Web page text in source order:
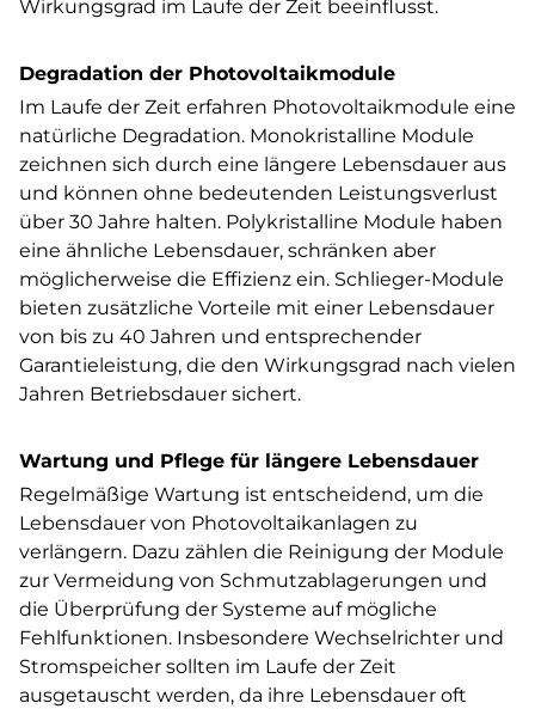
Wirkungsgrad im Laufe der Zeit beeinflusst.
Degradation der Photovoltaikmodule
Im Laufe der Zeit erfahren Photovoltaikmodule eine
natürliche Degradation. Monokristalline Module
zeichnen sich durch eine längere Lebensdauer aus
und können ohne bedeutenden Leistungsverlust
über 30 Jahre halten. Polykristalline Module haben
eine ähnliche Lebensdauer, schränken aber
möglicherweise die Effizienz ein. Schlieger-Module
bieten zusätzliche Vorteile mit einer Lebensdauer
von bis zu 40 Jahren und entsprechender
Garantieleistung, die den Wirkungsgrad nach vielen
Jahren Betriebsdauer sichert.
Wartung und Pflege für längere Lebensdauer
Regelmäßige Wartung ist entscheidend, um die
Lebensdauer von Photovoltaikanlagen zu
verlängern. Dazu zählen die Reinigung der Module
zur Vermeidung von Schmutzablagerungen und
die Überprüfung der Systeme auf mögliche
Fehlfunktionen. Insbesondere Wechselrichter und
Stromspeicher sollten im Laufe der Zeit
ausgetauscht werden, da ihre Lebensdauer oft